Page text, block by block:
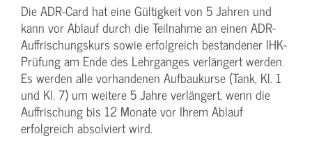
Die ADR-Card hat eine Gültigkeit von 5 Jahren und
kann vor Ablauf durch die Teilnahme an einen ADR-
Auffrischungskurs sowie erfolgreich bestandener IHK-
Prüfung am Ende des Lehrganges verlängert werden.
Es werden alle vorhandenen Aufbaukurse (Tank, Kl. 1
und Kl. 7) um weitere 5 Jahre verlängert, wenn die
Auffrischung bis 12 Monate vor Ihrem Ablauf
erfolgreich absolviert wird.